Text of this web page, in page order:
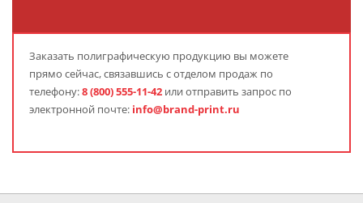
Заказать полиграфическую продукцию вы можете
прямо сейчас, связавшись с отделом продаж по
телефону:8 (800) 555-11-42 или отправить запрос по
электронной почте: info@brand-print.ru